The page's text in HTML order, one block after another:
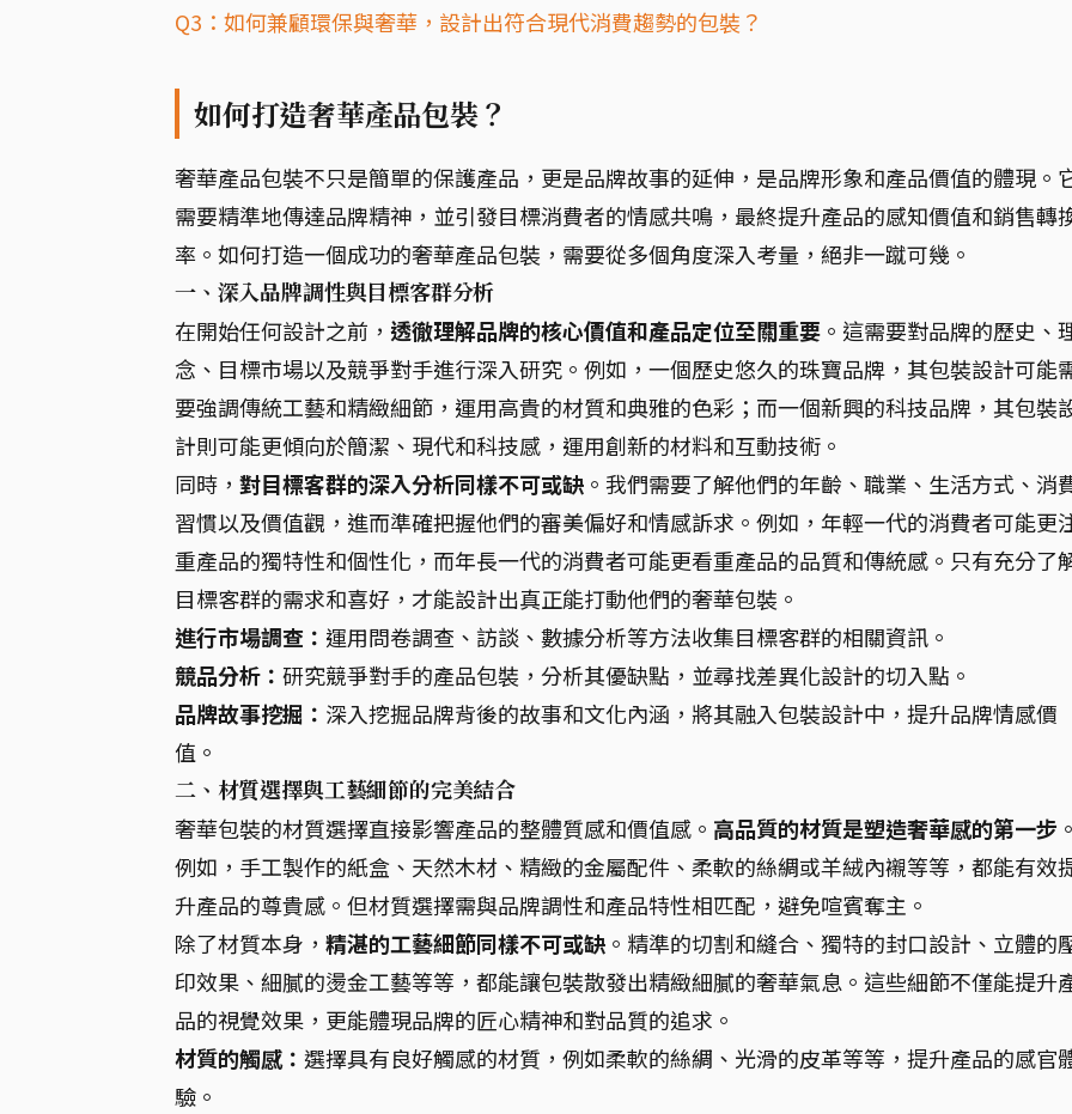
Q3：如何兼顧環保與奢華，設計出符合現代消費趨勢的包裝？
如何打造奢華產品包裝？
奢華產品包裝不只是簡單的保護產品，更是品牌故事的延伸，是品牌形象和產品價值的體現。
需要精準地傳達品牌精神，並引發目標消費者的情感共鳴，最終提升產品的感知價值和銷售轉
率。如何打造一個成功的奢華產品包裝，需要從多個角度深入考量，絕非一蹴可幾。
一、深入品牌調性與目標客群分析
在開始任何設計之前， 透徹理解品牌的核心價值和產品定位至關重要 。這需要對品牌的歷史、
念、目標市場以及競爭對手進行深入研究。例如，一個歷史悠久的珠寶品牌，其包裝設計可能
要強調傳統工藝和精緻細節，運用高貴的材質和典雅的色彩；而一個新興的科技品牌，其包裝
計則可能更傾向於簡潔、現代和科技感，運用創新的材料和互動技術。
同時， 對目標客群的深入分析同樣不可或缺 。我們需要了解他們的年齡、職業、生活方式、消
習慣以及價值觀，進而準確把握他們的審美偏好和情感訴求。例如，年輕一代的消費者可能更
重產品的獨特性和個性化，而年長一代的消費者可能更看重產品的品質和傳統感。只有充分了
目標客群的需求和喜好，才能設計出真正能打動他們的奢華包裝。
進行市場調查： 運用問卷調查、訪談、數據分析等方法收集目標客群的相關資訊。
競品分析： 研究競爭對手的產品包裝，分析其優缺點，並尋找差異化設計的切入點。
品牌故事挖掘： 深入挖掘品牌背後的故事和文化內涵，將其融入包裝設計中，提升品牌情感價
值。
二、材質選擇與工藝細節的完美結合
奢華包裝的材質選擇直接影響產品的整體質感和價值感。 高品質的材質是塑造奢華感的第一步 。
例如，手工製作的紙盒、天然木材、精緻的金屬配件、柔軟的絲綢或羊絨內襯等等，都能有效
升產品的尊貴感。但材質選擇需與品牌調性和產品特性相匹配，避免喧賓奪主。
除了材質本身， 精湛的工藝細節同樣不可或缺 。精準的切割和縫合、獨特的封口設計、立體的
印效果、細膩的燙金工藝等等，都能讓包裝散發出精緻細膩的奢華氣息。這些細節不僅能提升
品的視覺效果，更能體現品牌的匠心精神和對品質的追求。
材質的觸感： 選擇具有良好觸感的材質，例如柔軟的絲綢、光滑的皮革等等，提升產品的感官
驗。